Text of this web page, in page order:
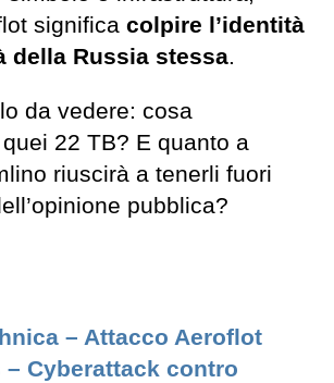
significa colpire l’identità
della Russia stessa.
da vedere: cosa
22 TB? E quanto a
riuscirà a tenerli fuori
pubblica?
– Attacco Aeroflot
– Cyberattack contro